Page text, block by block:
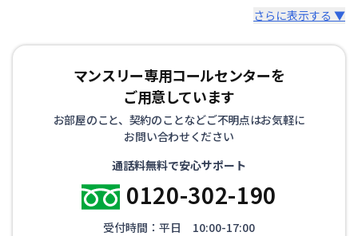
さらに表示する ▼
マンスリー専用コールセンターを
ご用意しています
お部屋のこと、契約のことなどご不明点はお気軽に
お問い合わせください
通話料無料で安心サポート
0120-302-190
受付時間：平日 10:00-17:00